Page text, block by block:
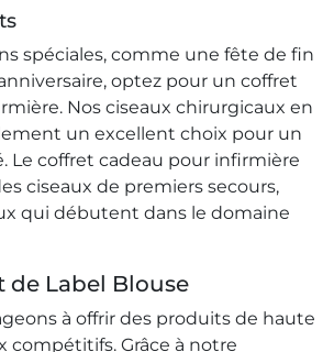
spéciales, comme une fête de fin
optez pour un coffret
Nos ciseaux chirurgicaux en
un excellent choix pour un
Le coffret cadeau pour infirmière
ciseaux de premiers secours,
qui débutent dans le domaine
de Label Blouse
à offrir des produits de haute
compétitifs. Grâce à notre